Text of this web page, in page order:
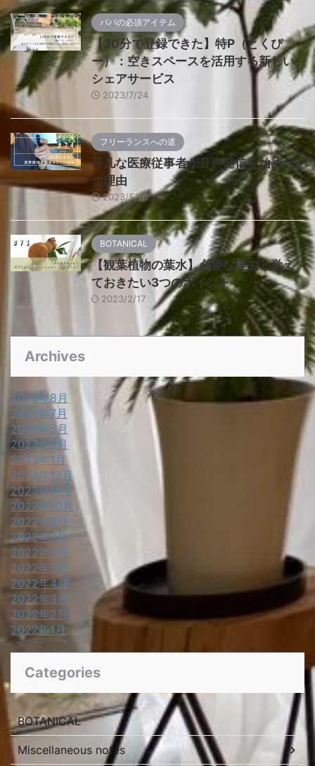
パパの必須アイテム
【30分で登録できた】特P（とくぴ
ー）：空きスペースを活用する新しい
シェアサービス
2023/7/24
フリーランスへの道
平凡な医療従事者が音声発信を始めた3
つ理由
2023/5/16
BOTANICAL
【観葉植物の葉水】必要な理由と覚え
ておきたい3つのポイント
2023/2/17
Archives
2023年8月
2023年7月
2023年5月
2023年2月
2023年1月
2022年12月
2022年11月
2022年10月
2022年8月
2022年7月
2022年6月
2022年5月
2022年4月
2022年3月
2022年2月
2022年1月
Categories
BOTANICAL
Miscellaneous notes